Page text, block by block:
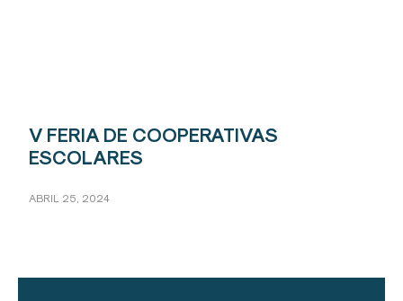
V FERIA DE COOPERATIVAS
ESCOLARES
ABRIL 25, 2024